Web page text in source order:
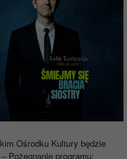
Ośrodku Kultury będzie
Pożegnanie programu: